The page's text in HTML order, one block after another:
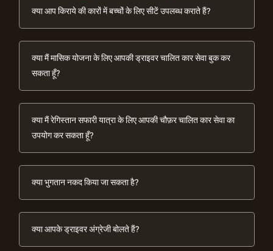
क्या आप किराये की कारों में बच्चों के लिए सीटें उपलब्ध कराते हैं?
क्या मैं मासिक योजना के लिए आपकी ड्राइवर चालित कार सेवा बुक कर
सकता हूँ?
क्या मैं रेगिस्तान सफारी यात्रा के लिए आपकी चौफ़र चालित कार सेवा का
उपयोग कर सकता हूँ?
क्या भुगतान नकद किया जा सकता है?
क्या आपके ड्राइवर अंग्रेजी बोलते हैं?